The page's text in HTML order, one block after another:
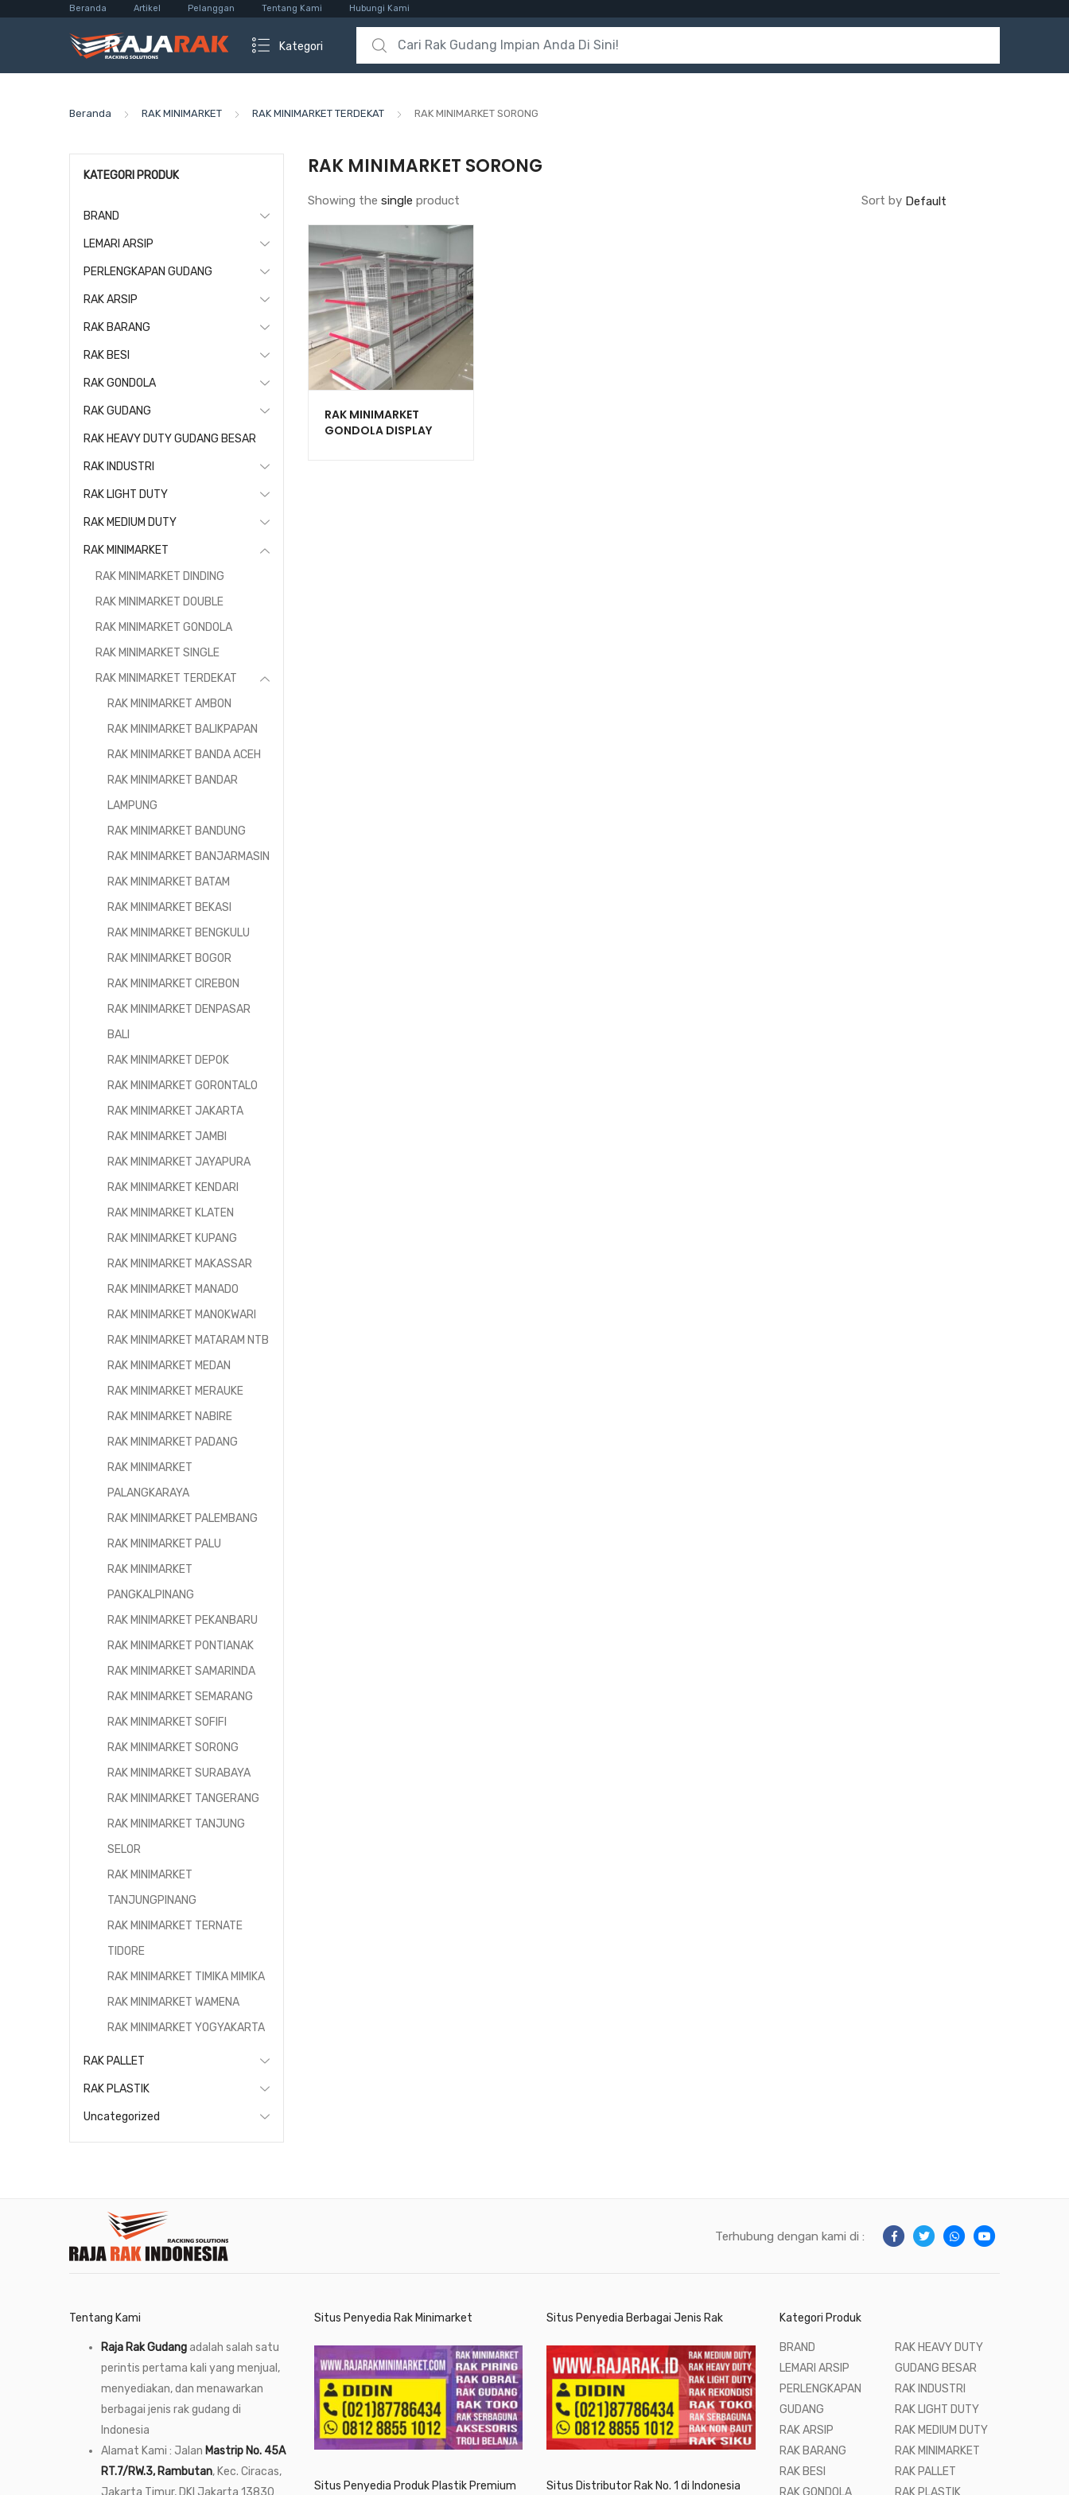
Beranda Artikel Pelanggan Tentang Kami Hubungi Kami
Kategori
Search for:
Beranda RAK MINIMARKET RAK MINIMARKET TERDEKAT RAK MINIMARKET SORONG
RAK MINIMARKET SORONG
Showing the single product Sort by
RAK MINIMARKET
GONDOLA DISPLAY
KATEGORI PRODUK
BRAND
LEMARI ARSIP
PERLENGKAPAN GUDANG
RAK ARSIP
RAK BARANG
RAK BESI
RAK GONDOLA
RAK GUDANG
RAK HEAVY DUTY GUDANG BESAR
RAK INDUSTRI
RAK LIGHT DUTY
RAK MEDIUM DUTY
RAK MINIMARKET
RAK MINIMARKET DINDING
RAK MINIMARKET DOUBLE
RAK MINIMARKET GONDOLA
RAK MINIMARKET SINGLE
RAK MINIMARKET TERDEKAT
RAK MINIMARKET AMBON
RAK MINIMARKET BALIKPAPAN
RAK MINIMARKET BANDA ACEH
RAK MINIMARKET BANDAR
LAMPUNG
RAK MINIMARKET BANDUNG
RAK MINIMARKET BANJARMASIN
RAK MINIMARKET BATAM
RAK MINIMARKET BEKASI
RAK MINIMARKET BENGKULU
RAK MINIMARKET BOGOR
RAK MINIMARKET CIREBON
RAK MINIMARKET DENPASAR
BALI
RAK MINIMARKET DEPOK
RAK MINIMARKET GORONTALO
RAK MINIMARKET JAKARTA
RAK MINIMARKET JAMBI
RAK MINIMARKET JAYAPURA
RAK MINIMARKET KENDARI
RAK MINIMARKET KLATEN
RAK MINIMARKET KUPANG
RAK MINIMARKET MAKASSAR
RAK MINIMARKET MANADO
RAK MINIMARKET MANOKWARI
RAK MINIMARKET MATARAM NTB
RAK MINIMARKET MEDAN
RAK MINIMARKET MERAUKE
RAK MINIMARKET NABIRE
RAK MINIMARKET PADANG
RAK MINIMARKET
PALANGKARAYA
RAK MINIMARKET PALEMBANG
RAK MINIMARKET PALU
RAK MINIMARKET
PANGKALPINANG
RAK MINIMARKET PEKANBARU
RAK MINIMARKET PONTIANAK
RAK MINIMARKET SAMARINDA
RAK MINIMARKET SEMARANG
RAK MINIMARKET SOFIFI
RAK MINIMARKET SORONG
RAK MINIMARKET SURABAYA
RAK MINIMARKET TANGERANG
RAK MINIMARKET TANJUNG
SELOR
RAK MINIMARKET
TANJUNGPINANG
RAK MINIMARKET TERNATE
TIDORE
RAK MINIMARKET TIMIKA MIMIKA
RAK MINIMARKET WAMENA
RAK MINIMARKET YOGYAKARTA
RAK PALLET
RAK PLASTIK
Uncategorized
Terhubung dengan kami di :
Tentang Kami
Raja Rak Gudangadalah salah satu
perintis pertama kali yang menjual,
menyediakan, dan menawarkan
berbagai jenis rak gudang di
Indonesia
Alamat Kami : Jalan Mastrip No. 45A
RT.7/RW.3, Rambutan, Kec. Ciracas,
Jakarta Timur, DKI Jakarta 13830
Situs Penyedia Rak Minimarket
Situs Penyedia Produk Plastik Premium
Situs Penyedia Berbagai Jenis Rak
Situs Distributor Rak No. 1 di Indonesia
Kategori Produk
BRAND
LEMARI ARSIP
PERLENGKAPAN
GUDANG
RAK ARSIP
RAK BARANG
RAK BESI
RAK GONDOLA
RAK HEAVY DUTY
GUDANG BESAR
RAK INDUSTRI
RAK LIGHT DUTY
RAK MEDIUM DUTY
RAK MINIMARKET
RAK PALLET
RAK PLASTIK